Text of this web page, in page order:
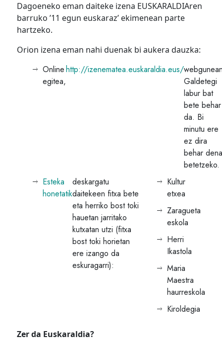
Dagoeneko eman daiteke izena EUSKARALDIAren
barruko ’11 egun euskaraz’ ekimenean parte
hartzeko.
Orion izena eman nahi duenak bi aukera dauzka:
Online
egitea,
http://izenematea.euskaraldia.eus/
Galdetegi
labur bat
bete behar
da. Bi
minutu ere
ez dira
behar
betetzeko.
Esteka
honetatik
deskargatu
daitekeen fitxa bete
eta herriko bost toki
hauetan jarritako
kutxatan utzi (fitxa
bost toki horietan
ere izango da
eskuragarri):
Kultur
etxea
Zaragueta
eskola
Herri
Ikastola
Maria
Maestra
haurreskola
Kiroldegia
Zer da Euskaraldia?